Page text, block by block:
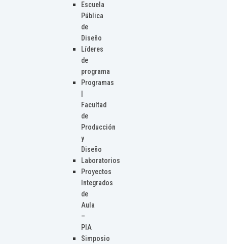
Escuela
Pública
de
Diseño
Líderes
de
programa
Programas
Facultad
de
Producción
y
Diseño
Laboratorios
Proyectos
Integrados
de
Aula
–
PIA
Simposio